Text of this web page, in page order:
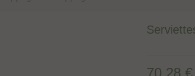
70,28 €